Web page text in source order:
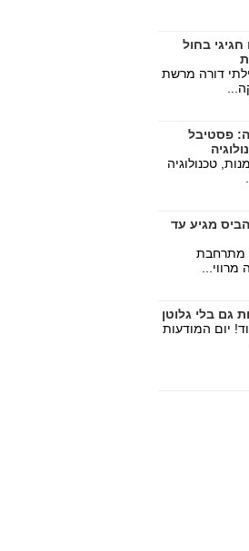
חגיגי בחול
דורה מרשת
פסטיבל
טכנולוגיה
מגיע עד
מתרחבת
גם בלי גלוטן
יום המודעות